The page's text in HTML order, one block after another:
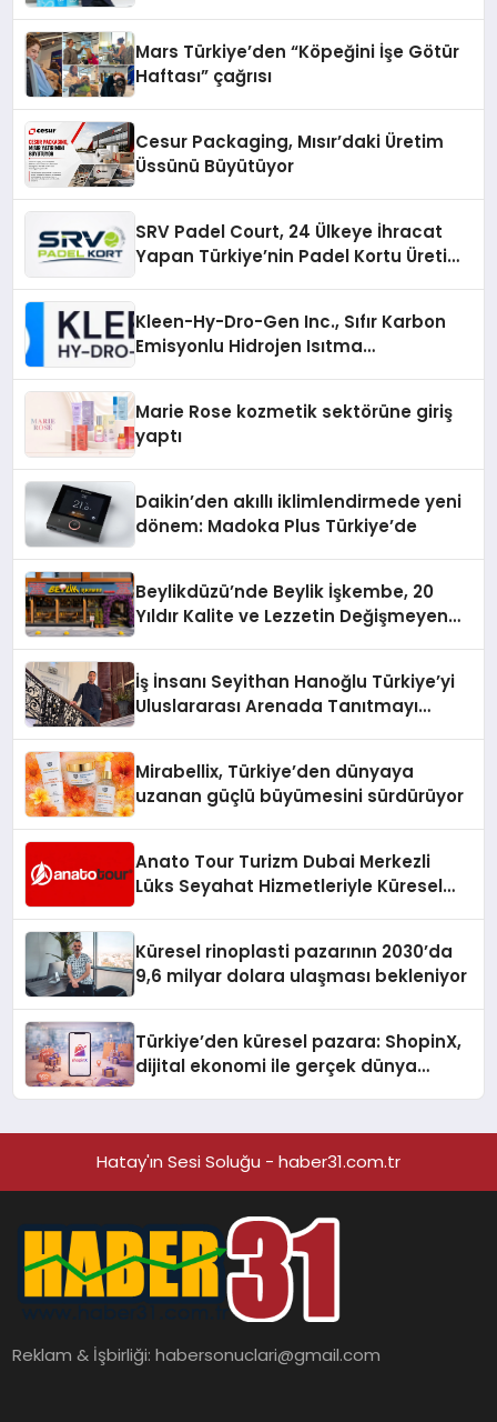
Mars Türkiye’den “Köpeğini İşe Götür
Haftası” çağrısı
Cesur Packaging, Mısır’daki Üretim
Üssünü Büyütüyor
SRV Padel Court, 24 Ülkeye İhracat
Yapan Türkiye’nin Padel Kortu Üretim
Kleen-Hy-Dro-Gen Inc., Sıfır Karbon
Emisyonlu Hidrojen Isıtma
Marie Rose kozmetik sektörüne giriş
yaptı
Daikin’den akıllı iklimlendirmede yeni
dönem: Madoka Plus Türkiye’de
Beylikdüzü’nde Beylik İşkembe, 20
Yıldır Kalite ve Lezzetin Değişmeyen
İş İnsanı Seyithan Hanoğlu Türkiye’yi
Uluslararası Arenada Tanıtmayı
Mirabellix, Türkiye’den dünyaya
uzanan güçlü büyümesini sürdürüyor
Anato Tour Turizm Dubai Merkezli
Lüks Seyahat Hizmetleriyle Küresel
Küresel rinoplasti pazarının 2030’da
9,6 milyar dolara ulaşması bekleniyor
Türkiye’den küresel pazara: ShopinX,
dijital ekonomi ile gerçek dünya
Hatay'ın Sesi Soluğu - haber31.com.tr
Reklam & İşbirliği:habersonuclari@gmail.com